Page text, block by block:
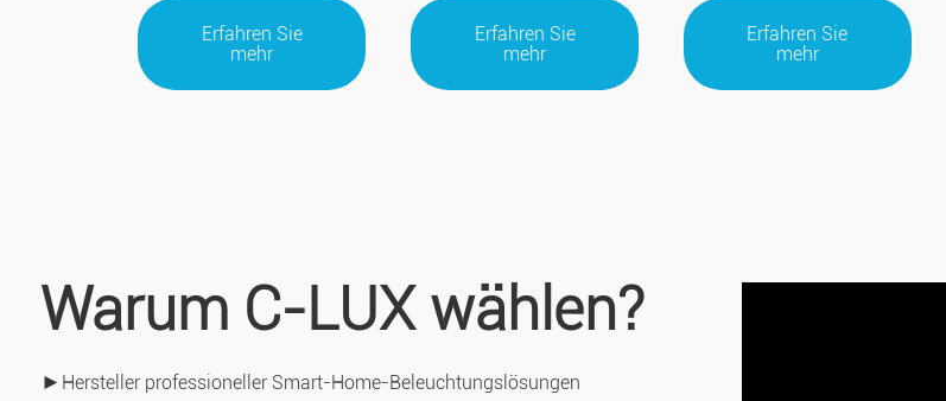
Erfahren Sie
mehr
Erfahren Sie
mehr
Erfahren Sie
mehr
Warum C-LUX wählen?
► Hersteller professioneller Smart-Home-Beleuchtungslösungen